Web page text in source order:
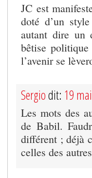
JC est
doté d’un
autant dire un
bêtise
l’avenir se
Sergiodit: 19
Les mots des
de Babil.
différent ; déjà
celles des